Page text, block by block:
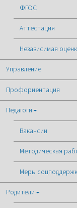
ФГОС
Аттестация
Независимая
Управление
Профориентация
Педагоги
Вакансии
Методическая
Меры
Родители